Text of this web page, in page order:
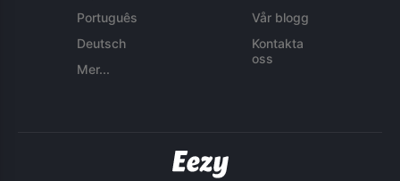
Português
Deutsch
Mer...
Vår blogg
Kontakta
oss